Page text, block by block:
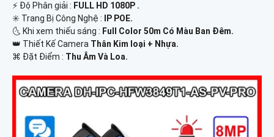
️⚡ Độ Phân giải : FULL HD 1080P .
✳️ Trang Bị Công Nghệ :
IP POE.
🌜 Khi xem thiếu sáng : Full Color 50m Có Màu Ban Ðêm.
👑 Thiết Kế Camera Thân Kim loại + Nhựa.
️⌘ Đặt Điểm : Thu Âm Và Loa.